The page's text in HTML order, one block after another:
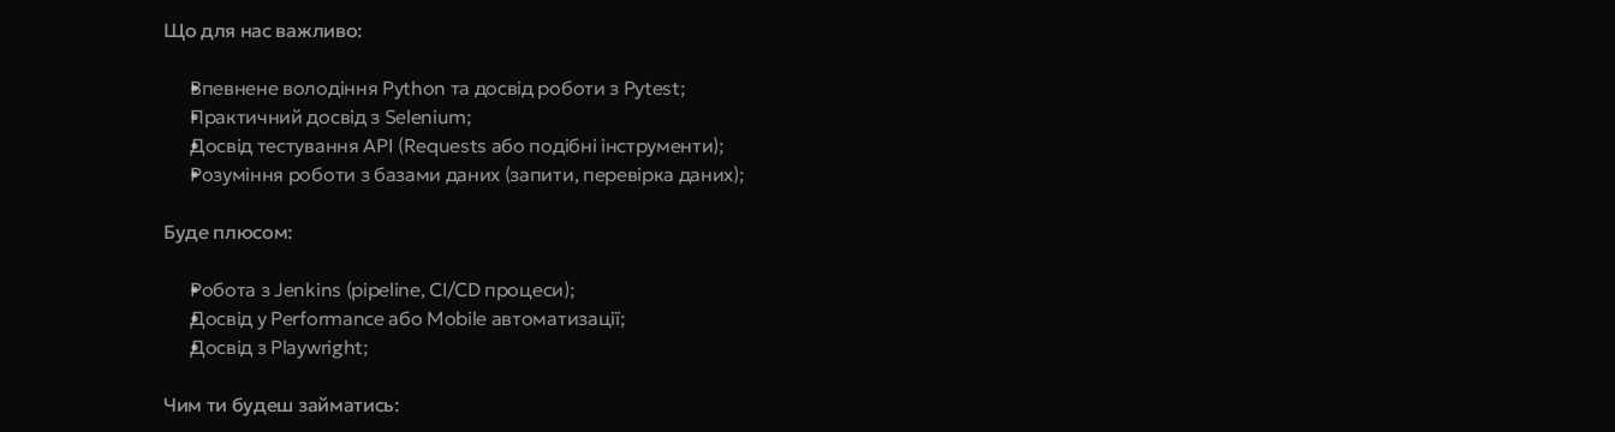
Що для нас важливо:
Впевнене володіння Python та досвід роботи з Pytest;
Практичний досвід з Selenium;
Досвід тестування API (Requests або подібні інструменти);
Розуміння роботи з базами даних (запити, перевірка даних);
Буде плюсом:
Робота з Jenkins (pipeline, CI/CD процеси);
Досвід у Performance або Mobile автоматизації;
Досвід з Playwright;
Чим ти будеш займатись: